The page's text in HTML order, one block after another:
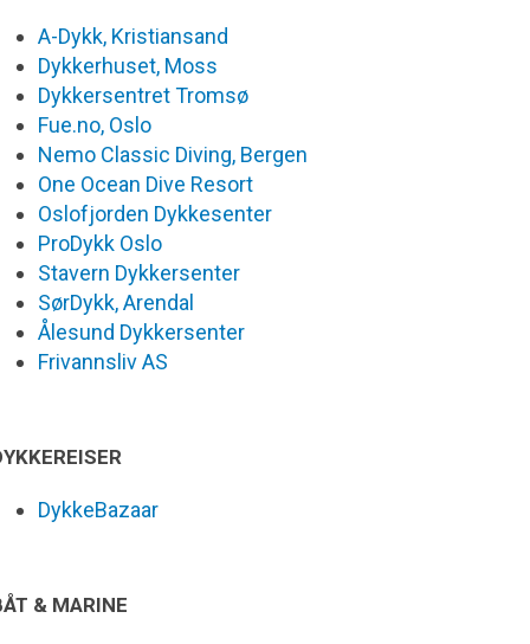
A-Dykk, Kristiansand
Dykkerhuset, Moss
Dykkersentret Tromsø
Fue.no, Oslo
Nemo Classic Diving, Bergen
One Ocean Dive Resort
Oslofjorden Dykkesenter
ProDykk Oslo
Stavern Dykkersenter
SørDykk, Arendal
Ålesund Dykkersenter
Frivannsliv AS
DykkeBazaar
& MARINE